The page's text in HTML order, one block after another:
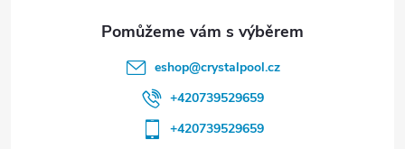
eshop@crystalpool.cz
+420739529659
+420739529659